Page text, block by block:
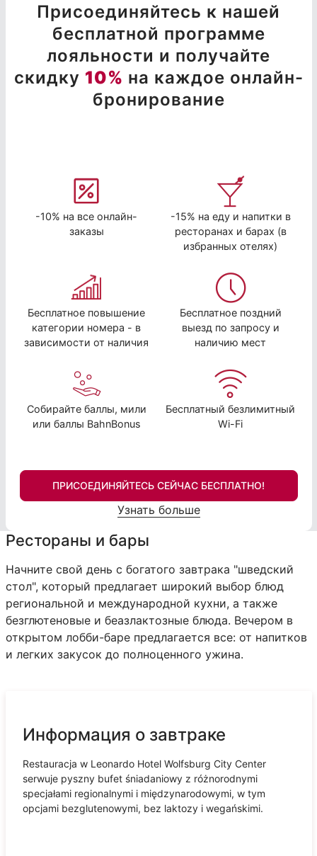
Присоединяйтесь к нашей
бесплатной программе
лояльности и получайте
скидку 10% на каждое онлайн-
бронирование
-10% на все онлайн-
заказы
-15% на еду и напитки в
ресторанах и барах (в
избранных отелях)
Бесплатное повышение
категории номера - в
зависимости от наличия
Бесплатное поздний
выезд по запросу и
наличию мест
Собирайте баллы, мили
или баллы BahnBonus
Бесплатный безлимитный
Wi-Fi
ПРИСОЕДИНЯЙТЕСЬ СЕЙЧАС БЕСПЛАТНО!
Узнать больше
Рестораны и бары
Начните свой день с богатого завтрака "шведский
стол", который предлагает широкий выбор блюд
региональной и международной кухни, а также
безглютеновые и беaзлактозные блюда. Вечером в
открытом лобби-баре предлагается все: от напитков
и легких закусок до полноценного ужина.
Информация о завтраке
Restauracja w Leonardo Hotel Wolfsburg City Center
serwuje pyszny bufet śniadaniowy z różnorodnymi
specjałami regionalnymi i międzynarodowymi, w tym
opcjami bezglutenowymi, bez laktozy i wegańskimi.